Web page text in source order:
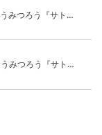
【みつろうTV507話】さとうみつろう『サトレル男塾』編③「快楽は“自分のカラダの内側”にしかない」
【みつろうTV506話】さとうみつろう『サトレル男塾』編②「不思議な棒をお尻に…」